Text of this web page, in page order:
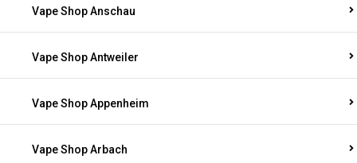
Vape Shop Anschau
Vape Shop Antweiler
Vape Shop Appenheim
Vape Shop Arbach